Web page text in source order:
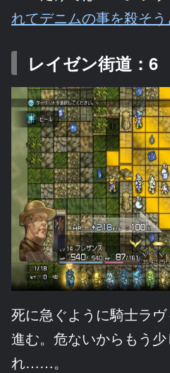
れてデニムの事を殺そ
レイゼン街道：6
死に急ぐように騎士ラ
進む。危ないからもう少
れ……。